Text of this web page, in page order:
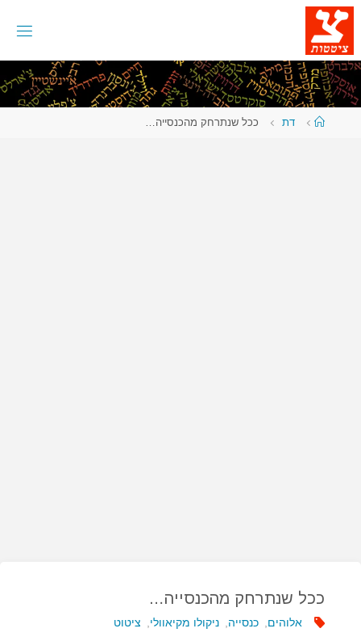
דלגו
לתוכן
עמודדת ככל שנתרחק מהכנסייה…
ככל שנתרחק מהכנסייה…
אלוהים כנסייה ניקולו מקיאוולי ציטוט